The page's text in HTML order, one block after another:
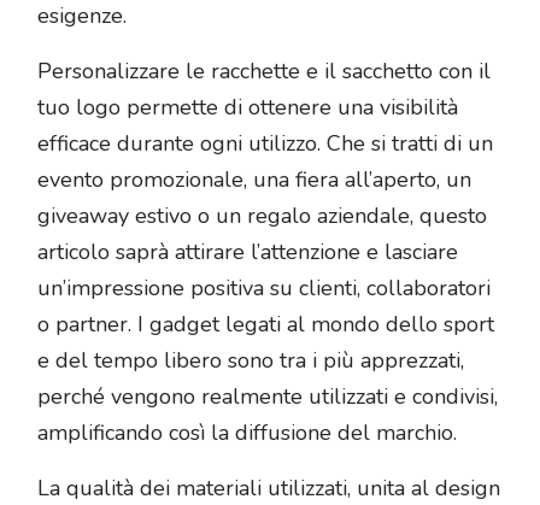
esigenze.
Personalizzare le racchette e il sacchetto con il
tuo logo permette di ottenere una visibilità
efficace durante ogni utilizzo. Che si tratti di un
evento promozionale, una fiera all’aperto, un
giveaway estivo o un regalo aziendale, questo
articolo saprà attirare l’attenzione e lasciare
un’impressione positiva su clienti, collaboratori
o partner. I gadget legati al mondo dello sport
e del tempo libero sono tra i più apprezzati,
perché vengono realmente utilizzati e condivisi,
amplificando così la diffusione del marchio.
La qualità dei materiali utilizzati, unita al design